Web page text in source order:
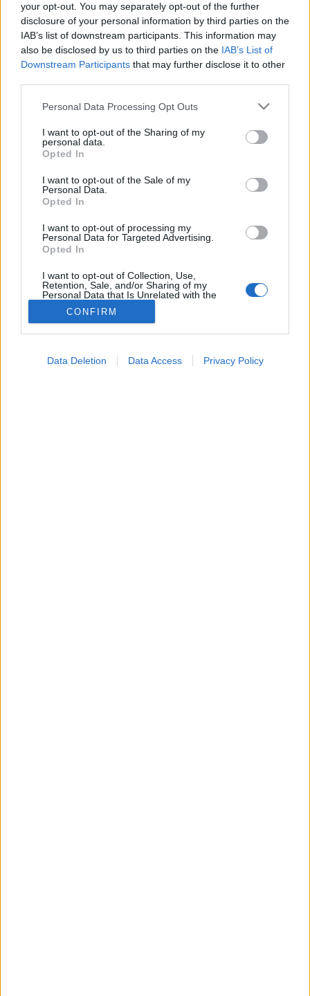
your opt-out. You may separately opt-out of the further
disclosure of your personal information by third parties on the
IAB’s list of downstream participants. This information may
also be disclosed by us to third parties on the IAB’s List of
Downstream Participants that may further disclose it to other
Please note that this website/app uses one or more Google
not limited to your visit or usage behaviour. You may click to
grant or deny consent to Google and its third-party tags to
use your data for below specified purposes in below Google
consent section.
Personal Data Processing Opt Outs
I want to opt-out of the Sharing of my
personal data.
Opted In
I want to opt-out of the Sale of my
Personal Data.
Opted In
I want to opt-out of processing my
Personal Data for Targeted Advertising.
Opted In
I want to opt-out of Collection, Use,
Retention, Sale, and/or Sharing of my
Personal Data that Is Unrelated with the
Purposes for which it was collected.
Opted Out
CONFIRM
Data Deletion Data Access Privacy Policy
Bőrápolás
Bőrápolás